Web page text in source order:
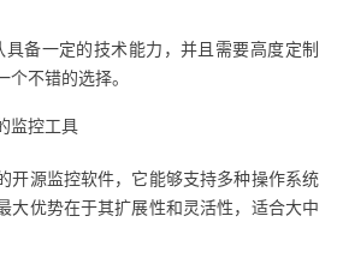
具备一定的技术能力，并且需要高度定制
不错的选择。
监控工具
开源监控软件，它能够支持多种操作系统
大优势在于其扩展性和灵活性，适合大中